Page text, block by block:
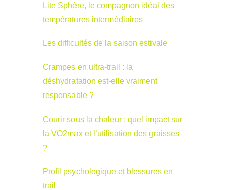
Lite Sphère, le compagnon idéal des
températures intermédiaires
Les difficultés de la saison estivale
Crampes en ultra-trail : la
déshydratation est-elle vraiment
responsable ?
Courir sous la chaleur : quel impact sur
la VO2max et l’utilisation des graisses
?
Profil psychologique et blessures en
trail